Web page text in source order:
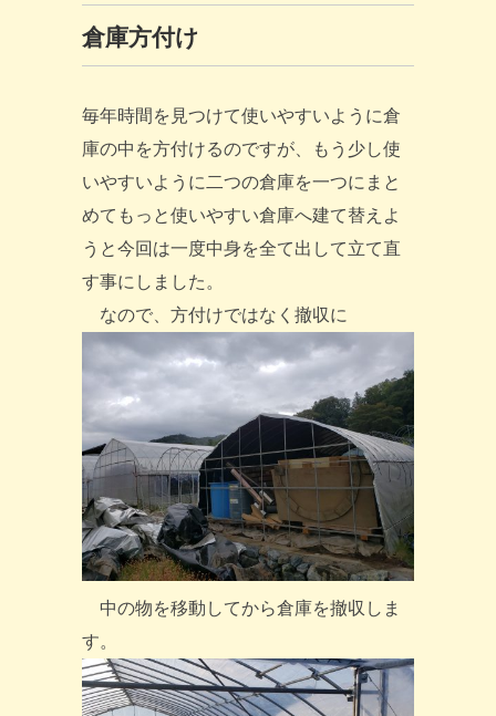
倉庫方付け
毎年時間を見つけて使いやすいように倉
庫の中を方付けるのですが、もう少し使
いやすいように二つの倉庫を一つにまと
めてもっと使いやすい倉庫へ建て替えよ
うと今回は一度中身を全て出して立て直
す事にしました。
なので、方付けではなく撤収に
中の物を移動してから倉庫を撤収しま
す。